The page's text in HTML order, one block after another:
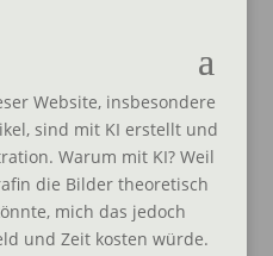
Website, insbesondere
sind mit KI erstellt und
Warum mit KI? Weil
die Bilder theoretisch
mich das jedoch
und Zeit kosten würde.